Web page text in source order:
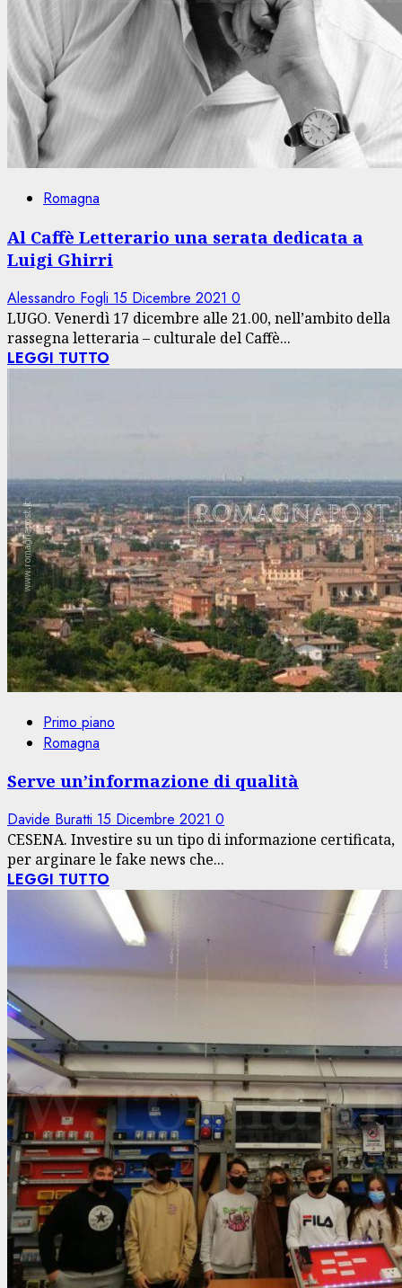
Romagna
Al Caffè Letterario una serata dedicata a
Luigi Ghirri
Alessandro Fogli 15 Dicembre 2021 0
LUGO. Venerdì 17 dicembre alle 21.00, nell’ambito della
rassegna letteraria – culturale del Caffè...
LEGGI TUTTO
Primo piano
Romagna
Serve un’informazione di qualità
Davide Buratti 15 Dicembre 2021 0
CESENA. Investire su un tipo di informazione certificata,
per arginare le fake news che...
LEGGI TUTTO